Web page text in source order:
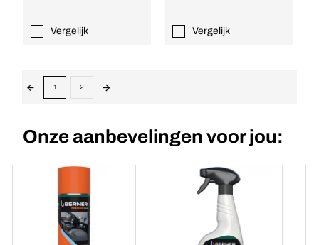
Vergelijk Vergelijk
1 2
Onze aanbevelingen voor jou: